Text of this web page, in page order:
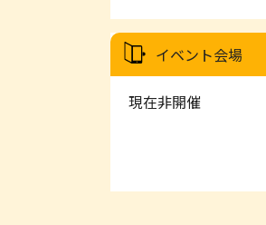
イベント会場
現在非開催